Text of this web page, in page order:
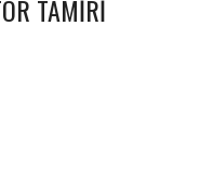
TAMIRI